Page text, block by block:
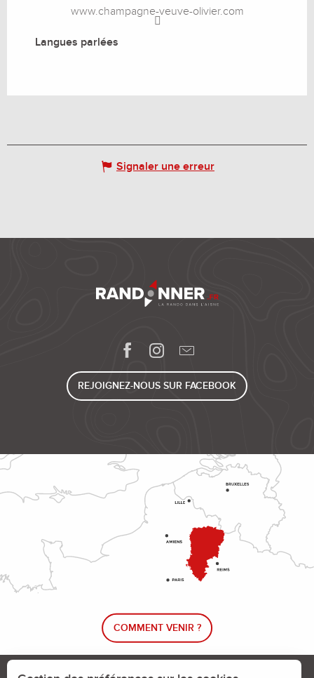
www.champagne-veuve-olivier.com
Langues parlées
Langues parlées
Signaler une erreur
REJOIGNEZ-NOUS SUR FACEBOOK
COMMENT VENIR ?
Le blog rando !